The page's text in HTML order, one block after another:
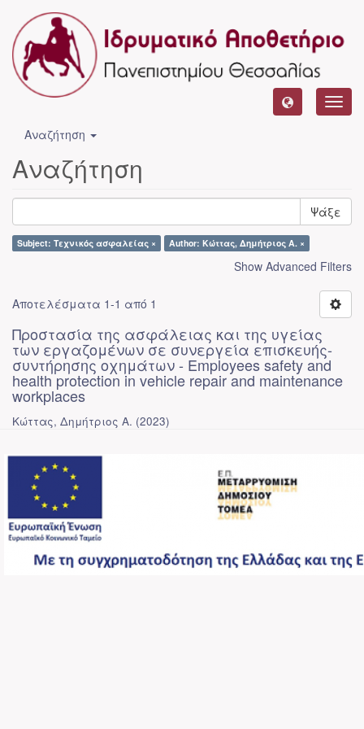
Αναζήτηση
Αναζήτηση
Ψάξε
Subject: Τεχνικός ασφαλείας × Author: Κώττας, Δημήτριος Α. ×
Show Advanced Filters
Αποτελέσματα 1-1 από 1
Προστασία της ασφάλειας και της υγείας
των εργαζομένων σε συνεργεία επισκευής-
συντήρησης οχημάτων - Employees safety and
health protection in vehicle repair and maintenance
workplaces
Κώττας, Δημήτριος Α. (2023)